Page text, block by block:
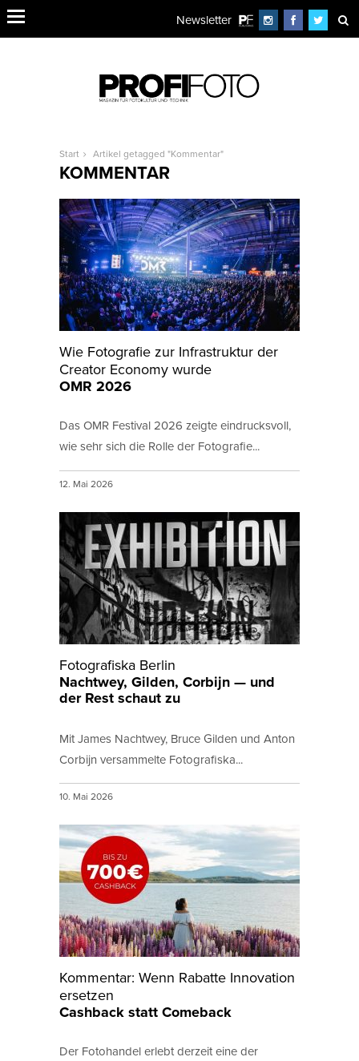
Newsletter
Start Artikel getagged "Kommentar"
KOMMENTAR
Wie Fotografie zur Infrastruktur der
Creator Economy wurde
OMR 2026
Das OMR Festival 2026 zeigte eindrucksvoll,
wie sehr sich die Rolle der Fotografie...
12. Mai 2026
Fotografiska Berlin
Nachtwey, Gilden, Corbijn — und
der Rest schaut zu
Mit James Nachtwey, Bruce Gilden und Anton
Corbijn versammelte Fotografiska...
10. Mai 2026
Kommentar: Wenn Rabatte Innovation
ersetzen
Cashback statt Comeback
Der Fotohandel erlebt derzeit eine der